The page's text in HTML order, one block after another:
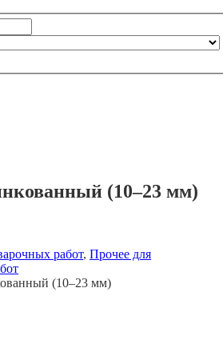
(10–23 мм)
работ, Прочее для
(10–23 мм)